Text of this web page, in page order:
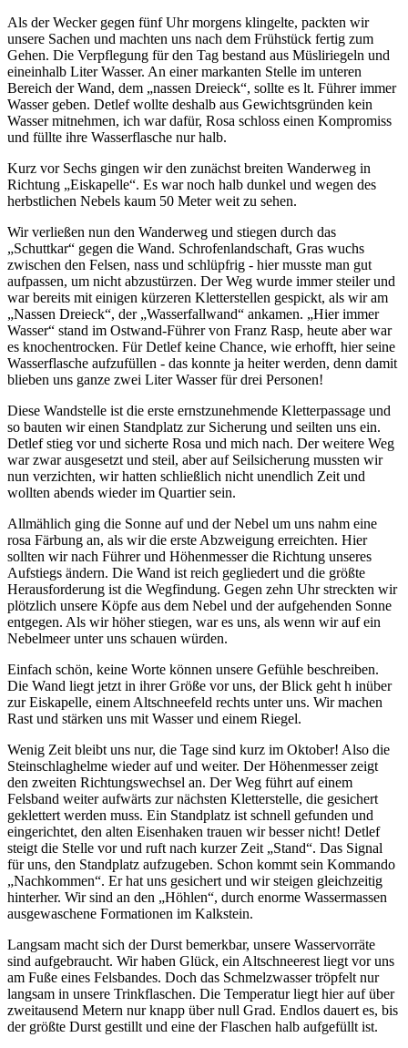
Als der Wecker gegen fünf Uhr morgens klingelte, packten wir
unsere Sachen und machten uns nach dem Frühstück fertig zum
Gehen. Die Verpflegung für den Tag bestand aus Müsliriegeln und
eineinhalb Liter Wasser. An einer markanten Stelle im unteren
Bereich der Wand, dem
nassen Dreieck , sollte es lt. Führer immer
Wasser geben. Detlef wollte deshalb aus Gewichtsgründen kein
Wasser mitnehmen, ich war dafür, Rosa schloss einen Kompromiss
und füllte ihre Wasserflasche nur halb.
Kurz vor Sechs gingen wir den zunächst breiten Wanderweg in
Richtung
Eiskapelle . Es war noch halb dunkel und wegen des
herbstlichen Nebels kaum 50 Meter weit zu sehen.
Wir verließen nun den Wanderweg und stiegen durch das
Schuttkar
gegen die Wand. Schrofenlandschaft, Gras wuchs
zwischen den Felsen, nass und schlüpfrig - hier musste man gut
aufpassen, um nicht abzustürzen. Der Weg wurde immer steiler und
war bereits mit einigen kürzeren Kletterstellen gespickt, als wir am
Nassen Dreieck , der Wasserfallwand ankamen.
Hier immer
Wasser
stand im Ostwand-Führer von Franz Rasp, heute aber war
es knochentrocken. Für Detlef keine Chance, wie erhofft, hier seine
Wasserflasche aufzufüllen - das konnte ja heiter werden, denn damit
blieben uns ganze zwei Liter Wasser für drei Personen!
Diese Wandstelle ist die erste ernstzunehmende Kletterpassage und
so bauten wir einen Standplatz zur Sicherung und seilten uns ein.
Detlef stieg vor und sicherte Rosa und mich nach. Der weitere Weg
war zwar ausgesetzt und steil, aber auf Seilsicherung mussten wir
nun verzichten, wir hatten schließlich nicht unendlich Zeit und
wollten abends wieder im Quartier sein.
Allmählich ging die Sonne auf und der Nebel um uns nahm eine
rosa Färbung an, als wir die erste Abzweigung erreichten. Hier
sollten wir nach Führer und Höhenmesser die Richtung unseres
Aufstiegs ändern. Die Wand ist reich gegliedert und die größte
Herausforderung ist die Wegfindung. Gegen zehn Uhr streckten wir
plötzlich unsere Köpfe aus dem Nebel und der aufgehenden Sonne
entgegen. Als wir höher stiegen, war es uns, als wenn wir auf ein
Nebelmeer unter uns schauen würden.
Einfach schön, keine Worte können unsere Gefühle beschreiben.
Die Wand liegt jetzt in ihrer Größe vor uns, der Blick geht h inüber
zur Eiskapelle, einem Altschneefeld rechts unter uns. Wir machen
Rast und stärken uns mit Wasser und einem Riegel.
Wenig Zeit bleibt uns nur, die Tage sind kurz im Oktober! Also die
Steinschlaghelme wieder auf und weiter. Der Höhenmesser zeigt
den zweiten Richtungswechsel an. Der Weg führt auf einem
Felsband weiter aufwärts zur nächsten Kletterstelle, die gesichert
geklettert werden muss. Ein Standplatz ist schnell gefunden und
eingerichtet, den alten Eisenhaken trauen wir besser nicht! Detlef
steigt die Stelle vor und ruft nach kurzer Zeit
Stand . Das Signal
für uns, den Standplatz aufzugeben. Schon kommt sein Kommando
Nachkommen . Er hat uns gesichert und wir steigen gleichzeitig
hinterher. Wir sind an den
Höhlen , durch enorme Wassermassen
ausgewaschene Formationen im Kalkstein.
Langsam macht sich der Durst bemerkbar, unsere Wasservorräte
sind aufgebraucht. Wir haben Glück, ein Altschneerest liegt vor uns
am Fuße eines Felsbandes. Doch das Schmelzwasser tröpfelt nur
langsam in unsere Trinkflaschen. Die Temperatur liegt hier auf über
zweitausend Metern nur knapp über null Grad. Endlos dauert es, bis
der größte Durst gestillt und eine der Flaschen halb aufgefüllt ist.